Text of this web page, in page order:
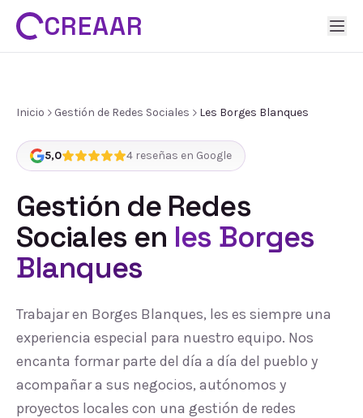
CREAAR
Inicio Gestión de Redes Sociales Les Borges Blanques
5,0 4 reseñas en Google
Gestión de Redes
Sociales en les Borges
Blanques
Trabajar en Borges Blanques, les es siempre una
experiencia especial para nuestro equipo. Nos
encanta formar parte del día a día del pueblo y
acompañar a sus negocios, autónomos y
proyectos locales con una gestión de redes